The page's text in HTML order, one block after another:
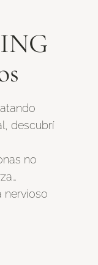
descubrí
no
nervioso